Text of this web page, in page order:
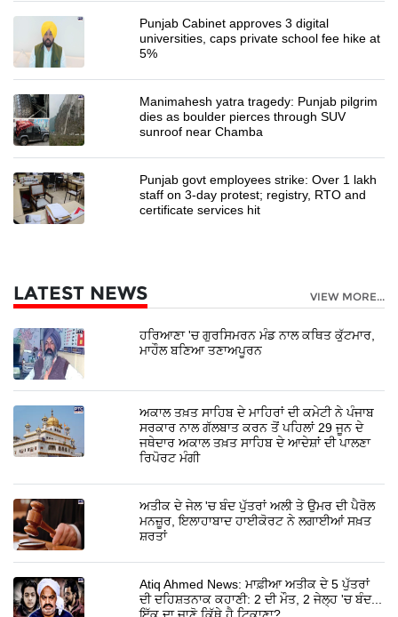
Punjab Cabinet approves 3 digital
universities, caps private school fee hike at
5%
Manimahesh yatra tragedy: Punjab pilgrim
dies as boulder pierces through SUV
sunroof near Chamba
Punjab govt employees strike: Over 1 lakh
staff on 3-day protest; registry, RTO and
certificate services hit
LATEST NEWS VIEW MORE...
ਹਰਿਆਣਾ 'ਚ ਗੁਰਸਿਮਰਨ ਮੰਡ ਨਾਲ ਕਥਿਤ ਕੁੱਟਮਾਰ,
ਮਾਹੌਲ ਬਣਿਆ ਤਣਾਅਪੂਰਨ
ਅਕਾਲ ਤਖ਼ਤ ਸਾਹਿਬ ਦੇ ਮਾਹਿਰਾਂ ਦੀ ਕਮੇਟੀ ਨੇ ਪੰਜਾਬ
ਸਰਕਾਰ ਨਾਲ ਗੱਲਬਾਤ ਕਰਨ ਤੋਂ ਪਹਿਲਾਂ 29 ਜੂਨ ਦੇ
ਜਥੇਦਾਰ ਅਕਾਲ ਤਖ਼ਤ ਸਾਹਿਬ ਦੇ ਆਦੇਸ਼ਾਂ ਦੀ ਪਾਲਣਾ
ਰਿਪੋਰਟ ਮੰਗੀ
ਅਤੀਕ ਦੇ ਜੇਲ 'ਚ ਬੰਦ ਪੁੱਤਰਾਂ ਅਲੀ ਤੇ ਉਮਰ ਦੀ ਪੈਰੋਲ
ਮਨਜ਼ੂਰ, ਇਲਾਹਾਬਾਦ ਹਾਈਕੋਰਟ ਨੇ ਲਗਾਈਆਂ ਸਖ਼ਤ
ਸ਼ਰਤਾਂ
Atiq Ahmed News: ਮਾਫ਼ੀਆ ਅਤੀਕ ਦੇ 5 ਪੁੱਤਰਾਂ
ਦੀ ਦਹਿਸ਼ਤਨਾਕ ਕਹਾਣੀ: 2 ਦੀ ਮੌਤ, 2 ਜੇਲ੍ਹ 'ਚ ਬੰਦ...
ਇੱਕ ਦਾ ਜਾਣੋ ਕਿੱਥੇ ਹੈ ਟਿਕਾਣਾ?